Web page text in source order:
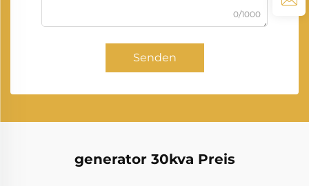
0/1000
Senden
generator 30kva Preis